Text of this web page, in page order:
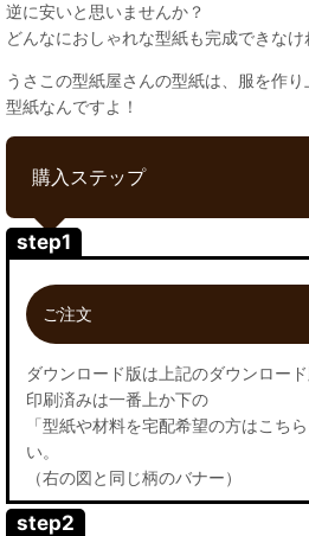
逆に安いと思いませんか？
どんなにおしゃれな型紙も完成できなけ
うさこの型紙屋さんの型紙は、服を作
型紙なんですよ！
購入ステップ
step1
ご注文
ダウンロード版は上記のダウンロー
印刷済みは一番上か下の
「型紙や材料を宅配希望の方はこち
い。
（右の図と同じ柄のバナー）
step2